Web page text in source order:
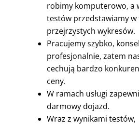
robimy komputerowo, a
testów przedstawiamy
przejrzystych wykresów.
Pracujemy szybko,
profesjonalnie, zatem
cechują bardzo
ceny.
W ramach usługi
darmowy dojazd.
Wraz z wynikami testów,